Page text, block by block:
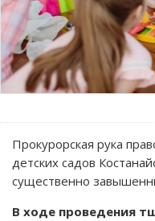
Прокурорская рука
детских садов
существенно
В ходе проведения